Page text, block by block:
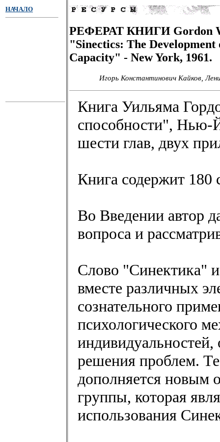
НАЧАЛО
РЕФЕРАТ КНИГИ Gordon
"Sinectics: The
Capacity" - New York, 1961.
Игорь Константинович Кайков,
Книга Уильяма
способности", Нью-
шести глав, двух
Книга содержит 180
Во Введении автор
вопроса и
Слово "Синектика"
вместе различных
сознательного
психологического
решения проблем.
дополняется новым
группы, которая
использования